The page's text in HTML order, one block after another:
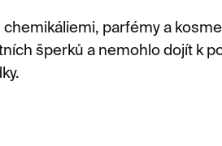
parfémy a
šperků a nemohlo dojít k